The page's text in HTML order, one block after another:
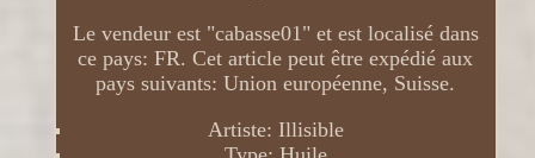
Le vendeur est "cabasse01" et est localisé dans
ce pays: FR. Cet article peut être expédié aux
pays suivants: Union européenne, Suisse.
Artiste: Illisible